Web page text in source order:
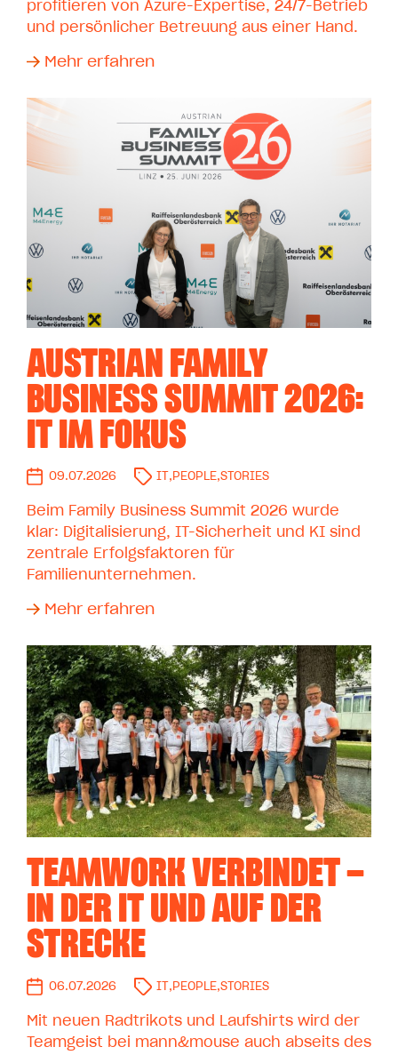
profitieren von Azure-Expertise, 24/7-Betrieb
und persönlicher Betreuung aus einer Hand.
Mehr erfahren
AUSTRIAN FAMILY
BUSINESS SUMMIT 2026:
IT IM FOKUS
09.07.2026 IT , PEOPLE,STORIES
Beim Family Business Summit 2026 wurde
klar: Digitalisierung, IT-Sicherheit und KI sind
zentrale Erfolgsfaktoren für
Familienunternehmen.
Mehr erfahren
TEAMWORK VERBINDET –
IN DER IT UND AUF DER
STRECKE
06.07.2026 , PEOPLE,STORIES
Mit neuen Radtrikots und Laufshirts wird der
Teamgeist bei mann&mouse auch abseits des